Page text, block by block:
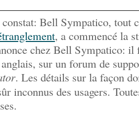
Bell Sympatico, tout
, a commencé la
chez Bell Sympatico:
sur un forum de
. Les détails sur la façon
inconnus des usagers.